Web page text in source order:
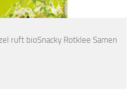
ruft bioSnacky Rotklee Samen